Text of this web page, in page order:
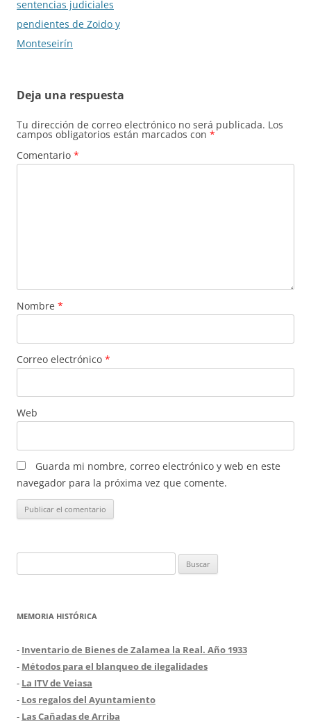
entradas
sentencias judiciales
pendientes de Zoido y
Monteseirín
Deja una respuesta
Tu dirección de correo electrónico no será publicada. Los
campos obligatorios están marcados con *
Comentario *
Nombre *
Correo electrónico *
Web
Guarda mi nombre, correo electrónico y web en este
navegador para la próxima vez que comente.
MEMORIA HISTÓRICA
- Inventario de Bienes de Zalamea la Real. Año 1933
- Métodos para el blanqueo de ilegalidades
- La ITV de Veiasa
- Los regalos del Ayuntamiento
- Las Cañadas de Arriba